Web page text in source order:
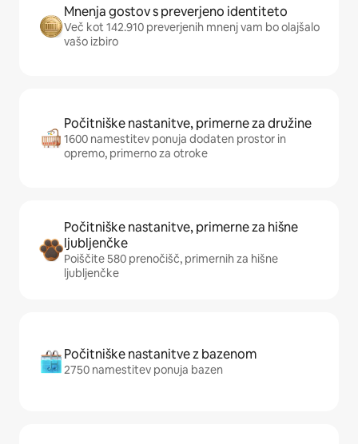
Mnenja gostov s preverjeno identiteto
Več kot 142.910 preverjenih mnenj vam bo olajšalo
vašo izbiro
Počitniške nastanitve, primerne za družine
1600 namestitev ponuja dodaten prostor in
opremo, primerno za otroke
Počitniške nastanitve, primerne za hišne
ljubljenčke
Poiščite 580 prenočišč, primernih za hišne
ljubljenčke
Počitniške nastanitve z bazenom
2750 namestitev ponuja bazen